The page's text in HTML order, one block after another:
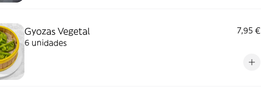
Gyozas Vegetal
7,95 €
6 unidades